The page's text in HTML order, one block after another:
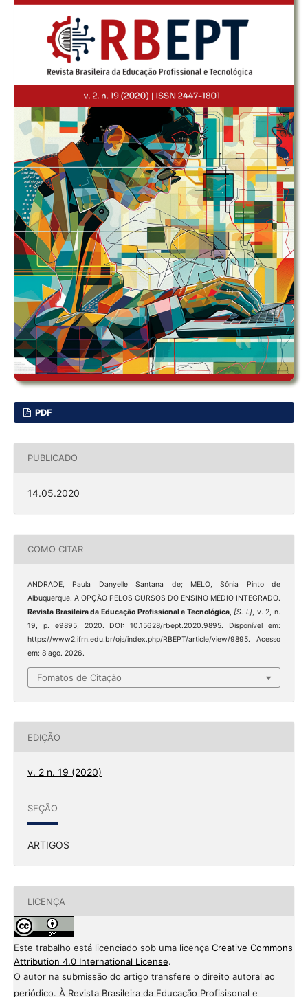
PDF
PUBLICADO
14.05.2020
COMO CITAR
ANDRADE, Paula Danyelle Santana de; MELO, Sônia Pinto de
Albuquerque. A OPÇÃO PELOS CURSOS DO ENSINO MÉDIO INTEGRADO.
Revista Brasileira da Educação Profissional e Tecnológica,[S. l.], v. 2, n.
19, p. e9895, 2020. DOI: 10.15628/rbept.2020.9895. Disponível em:
https://www2.ifrn.edu.br/ojs/index.php/RBEPT/article/view/9895. Acesso
em: 8 ago. 2026.
Fomatos de Citação
EDIÇÃO
v. 2 n. 19 (2020)
SEÇÃO
ARTIGOS
LICENÇA
Este trabalho está licenciado sob uma licença Creative Commons
Attribution 4.0 International License.
O autor na submissão do artigo transfere o direito autoral ao
periódico. À Revista Brasileira da Educação Profisisonal e